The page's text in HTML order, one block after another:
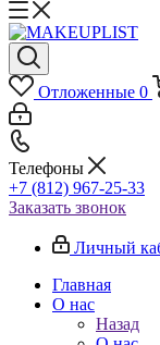
Отложенные 0
Телефоны
+7 (812) 967-25-33
Заказать звонок
Личный
Главная
О нас
Назад